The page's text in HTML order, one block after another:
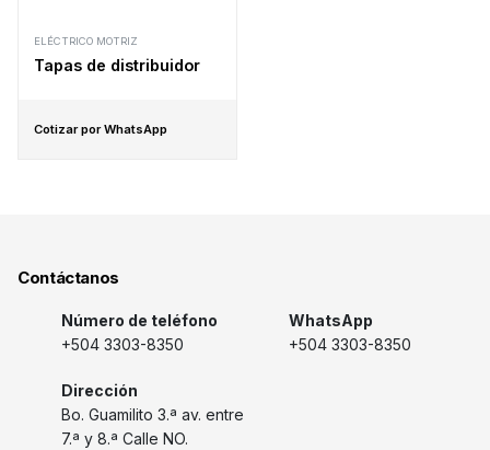
ELÉCTRICO MOTRIZ
Tapas de distribuidor
Cotizar por WhatsApp
Contáctanos
Número de teléfono
+504 3303-8350
WhatsApp
+504 3303-8350
Dirección
Bo. Guamilito 3.ª av. entre
7.ª y 8.ª Calle NO.